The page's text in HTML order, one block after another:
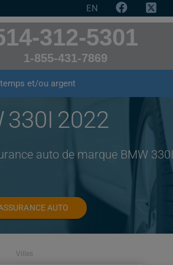
EN
312-5301
1-855-431-7869
et/ou argent
330I 2022
auto de marque BMW 330I
AUTO
Villes